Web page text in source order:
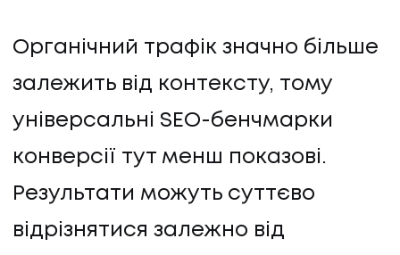
Органічний трафік значно більше
залежить від контексту, тому
універсальні SEO-бенчмарки
конверсії тут менш показові.
Результати можуть суттєво
відрізнятися залежно від